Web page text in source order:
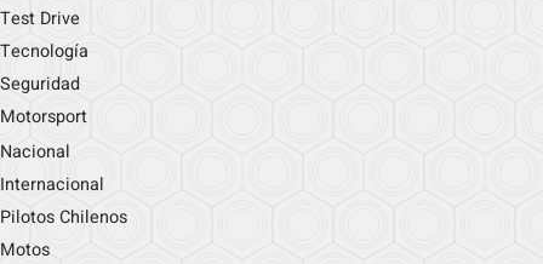
Test Drive
Tecnología
Seguridad
Motorsport
Nacional
Internacional
Pilotos Chilenos
Motos